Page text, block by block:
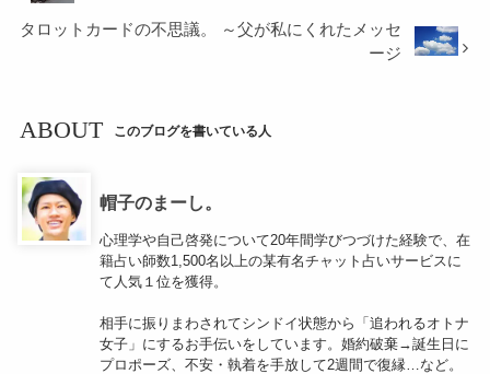
タロットカードの不思議。 ～父が私にくれたメッセ
ージ
ABOUT このブログを書いている人
帽子のまーし。
心理学や自己啓発について20年間学びつづけた経験で、在
籍占い師数1,500名以上の某有名チャット占いサービスに
て人気１位を獲得。
相手に振りまわされてシンドイ状態から「追われるオトナ
女子」にするお手伝いをしています。婚約破棄→誕生日に
プロポーズ、不安・執着を手放して2週間で復縁…など。